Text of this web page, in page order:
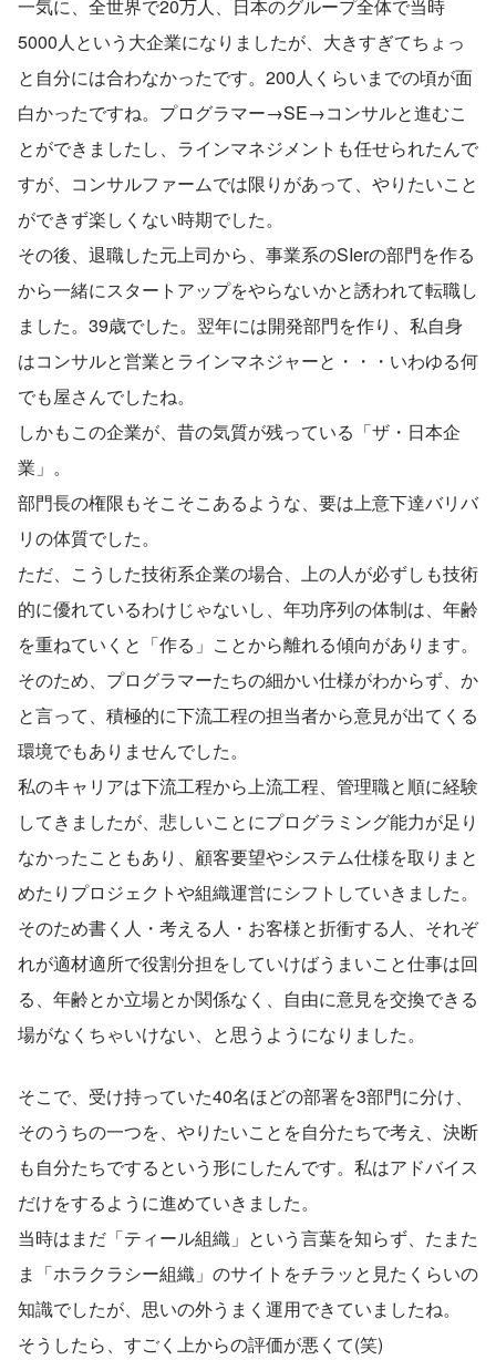
一気に、全世界で20万人、日本のグループ全体で当時
5000人という大企業になりましたが、大きすぎてちょっ
と自分には合わなかったです。200人くらいまでの頃が面
白かったですね。プログラマー→SE→コンサルと進むこ
とができましたし、ラインマネジメントも任せられたんで
すが、コンサルファームでは限りがあって、やりたいこと
ができず楽しくない時期でした。
その後、退職した元上司から、事業系のSIerの部門を作る
から一緒にスタートアップをやらないかと誘われて転職し
ました。39歳でした。翌年には開発部門を作り、私自身
はコンサルと営業とラインマネジャーと・・・いわゆる何
でも屋さんでしたね。
しかもこの企業が、昔の気質が残っている「ザ・日本企
業」。
部門長の権限もそこそこあるような、要は上意下達バリバ
リの体質でした。
ただ、こうした技術系企業の場合、上の人が必ずしも技術
的に優れているわけじゃないし、年功序列の体制は、年齢
を重ねていくと「作る」ことから離れる傾向があります。
そのため、プログラマーたちの細かい仕様がわからず、か
と言って、積極的に下流工程の担当者から意見が出てくる
環境でもありませんでした。
私のキャリアは下流工程から上流工程、管理職と順に経験
してきましたが、悲しいことにプログラミング能力が足り
なかったこともあり、顧客要望やシステム仕様を取りまと
めたりプロジェクトや組織運営にシフトしていきました。
そのため書く人・考える人・お客様と折衝する人、それぞ
れが適材適所で役割分担をしていけばうまいこと仕事は回
る、年齢とか立場とか関係なく、自由に意見を交換できる
場がなくちゃいけない、と思うようになりました。
そこで、受け持っていた40名ほどの部署を3部門に分け、
そのうちの一つを、やりたいことを自分たちで考え、決断
も自分たちでするという形にしたんです。私はアドバイス
だけをするように進めていきました。
当時はまだ「ティール組織」という言葉を知らず、たまた
ま「ホラクラシー組織」のサイトをチラッと見たくらいの
知識でしたが、思いの外うまく運用できていましたね。
そうしたら、すごく上からの評価が悪くて(笑)